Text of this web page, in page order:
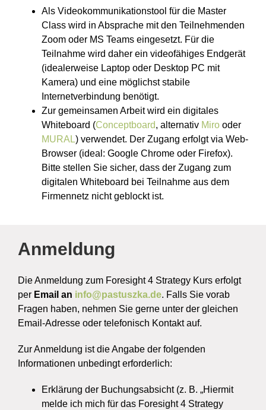
Als Videokommunikationstool für die Master
Class wird in Absprache mit den Teilnehmenden
Zoom oder MS Teams eingesetzt. Für die
Teilnahme wird daher ein videofähiges Endgerät
(idealerweise Laptop oder Desktop PC mit
Kamera) und eine möglichst stabile
Internetverbindung benötigt.
Zur gemeinsamen Arbeit wird ein digitales
Whiteboard (Conceptboard, alternativ Mirooder
MURAL) verwendet. Der Zugang erfolgt via Web-
Browser (ideal: Google Chrome oder Firefox).
Bitte stellen Sie sicher, dass der Zugang zum
digitalen Whiteboard bei Teilnahme aus dem
Firmennetz nicht geblockt ist.
Anmeldung
Die Anmeldung zum Foresight 4 Strategy Kurs erfolgt
per Email an info@pastuszka.de. Falls Sie vorab
Fragen haben, nehmen Sie gerne unter der gleichen
Email-Adresse oder telefonisch Kontakt auf.
Zur Anmeldung ist die Angabe der folgenden
Informationen unbedingt erforderlich:
Erklärung der Buchungsabsicht (z. B. „Hiermit
melde ich mich für das Foresight 4 Strategy